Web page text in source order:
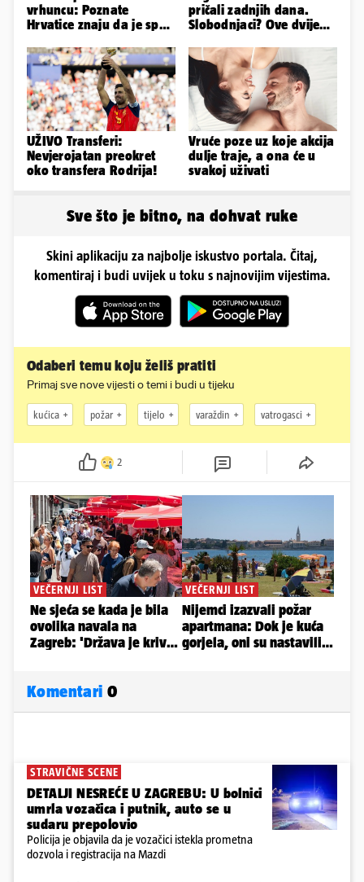
vrhuncu: Poznate
Hrvatice znaju da je spas
pričali zadnjih dana.
Slobodnjaci? Ove dvije
UŽIVO Transferi:
Nevjerojatan preokret
oko transfera Rodrija!
Vruće poze uz koje akcija
dulje traje, a ona će u
svakoj uživati
Sve što je bitno, na dohvat ruke
Skini aplikaciju za najbolje iskustvo portala. Čitaj,
komentiraj i budi uvijek u toku s najnovijim vijestima.
Odaberi temu koju želiš pratiti
Primaj sve nove vijesti o temi i budi u tijeku
kućica požar tijelo varaždin vatrogasci
2
Komentari 0
STRAVIČNE SCENE
DETALJI NESREĆE U ZAGREBU: U bolnici
umrla vozačica i putnik, auto se u
sudaru prepolovio
Policija je objavila da je vozačici istekla prometna
dozvola i registracija na Mazdi